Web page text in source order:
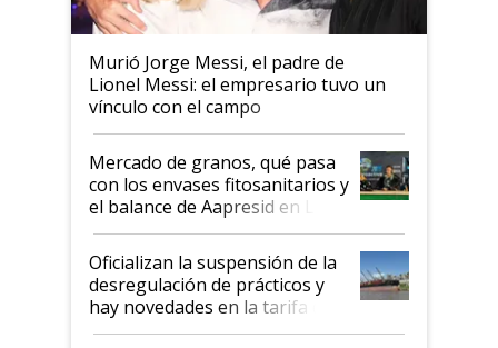
Murió Jorge Messi, el padre de
Lionel Messi: el empresario tuvo un
vínculo con el campo
Mercado de granos, qué pasa
con los envases fitosanitarios y
el balance de Aapresid en La
Posta
Oficializan la suspensión de la
desregulación de prácticos y
hay novedades en la tarifa de
la hidrovía